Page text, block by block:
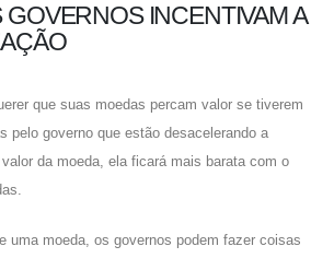
INCENTIVAM A
que suas moedas percam valor se tiverem
pelo governo que estão desacelerando a
da moeda, ela ficará mais barata com o
uma moeda, os governos podem fazer coisas